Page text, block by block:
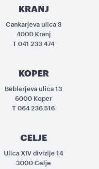
KRANJ
Cankarjeva ulica 3
4000 Kranj
T 041 233 474
KOPER
Beblerjeva ulica 13
6000 Koper
T 064 236 516
CELJE
Ulica XIV divizije 14
3000 Celje